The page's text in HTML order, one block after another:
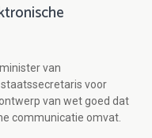
van
voor
van wet goed dat
communicatie omvat.